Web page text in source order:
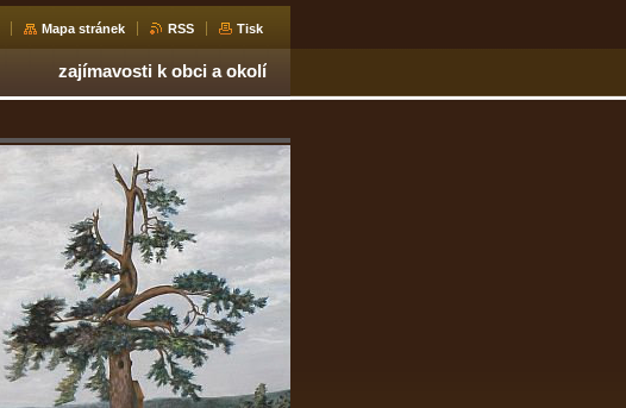
Mapa stránek RSS Tisk
zajímavosti k obci a okolí